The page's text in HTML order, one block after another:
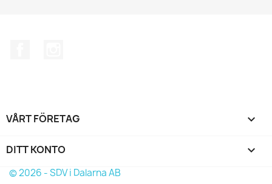
VÅRT FÖRETAG 
DITT KONTO 
© 2026 - SDV i Dalarna AB